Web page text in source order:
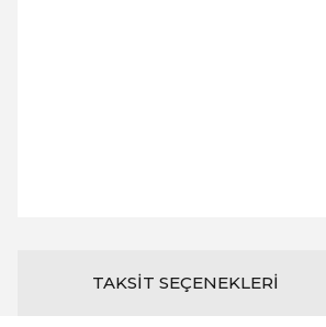
TAKSIT SEÇENEKLERI